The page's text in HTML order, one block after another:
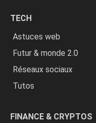
TECH
Astuces web
Futur & monde 2.0
Réseaux sociaux
Tutos
FINANCE & CRYPTOS